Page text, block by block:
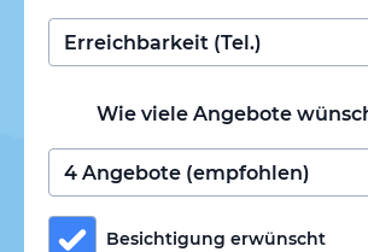
Wie viele Angebote
Besichtigung erwünscht